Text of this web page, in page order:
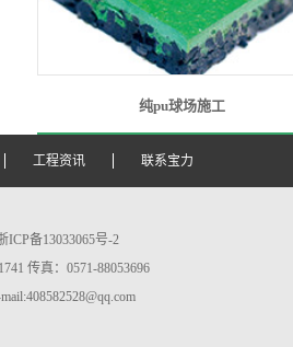
纯pu球场施工
工程资讯 联系宝力
备13033065号-2
传真：0571-88053696